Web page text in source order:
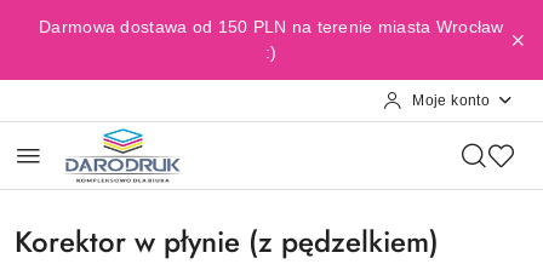
Przejdź do treści głównej
Przejdź do wyszukiwarki
Przejdź do moje konto
Przejdź do menu głównego
Przejdź do stopki
Darmowa dostawa od 150 PLN na terenie miasta Wrocław
:)
Moje konto
Korektor w płynie (z pędzelkiem)